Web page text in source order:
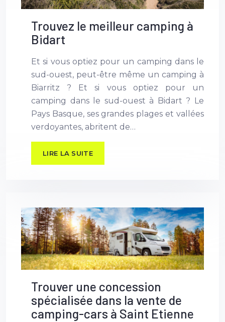
Trouvez le meilleur camping à
Bidart
Et si vous optiez pour un camping dans le
sud-ouest, peut-être même un camping à
Biarritz ? Et si vous optiez pour un
camping dans le sud-ouest à Bidart ? Le
Pays Basque, ses grandes plages et vallées
verdoyantes, abritent de…
LIRE LA SUITE
Trouver une concession
spécialisée dans la vente de
camping-cars à Saint Etienne